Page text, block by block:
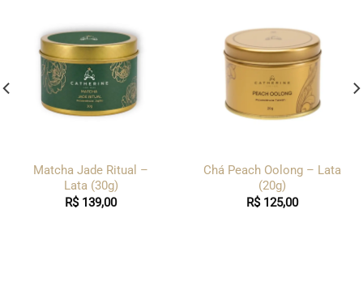
Matcha Jade Ritual –
Lata (30g)
R$139,00
Chá Peach Oolong – Lata
(20g)
R$125,00